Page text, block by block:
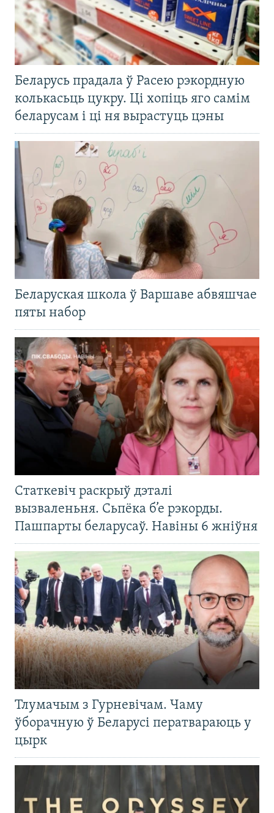
Беларусь прадала ў Расею рэкордную
колькасьць цукру. Ці хопіць яго самім
беларусам і ці ня вырастуць цэны
Беларуская школа ў Варшаве абвяшчае
пяты набор
Статкевіч раскрыў дэталі
вызваленьня. Сьпёка б’е рэкорды.
Пашпарты беларусаў. Навіны 6 жніўня
Тлумачым з Гурневічам. Чаму
ўборачную ў Беларусі ператвараюць у
цырк